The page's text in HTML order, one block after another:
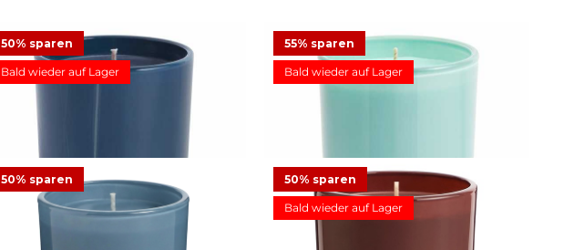
50% sparen
Bald wieder auf Lager
Duftwachsglas Escential Fig Fatale
12,48 €
24,95 € Angebot
Bewertungen
55% sparen
Bald wieder auf Lager
Duftwachsglas Escential Honeydew
11,23 €
24,95 € Angebot
22 Bewertungen
50% sparen 50% sparen
Bald wieder auf Lager